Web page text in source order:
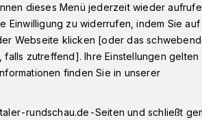
dieses Menü jederzeit wieder
Einwilligung zu widerrufen, indem Sie
Webseite klicken [oder das
zutreffend]. Ihre Einstellungen gelten
finden Sie in unserer
rundschau.de-Seiten und schließt